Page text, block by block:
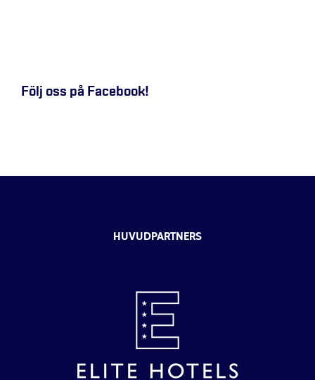
Följ oss på Facebook!
HUVUDPARTNERS